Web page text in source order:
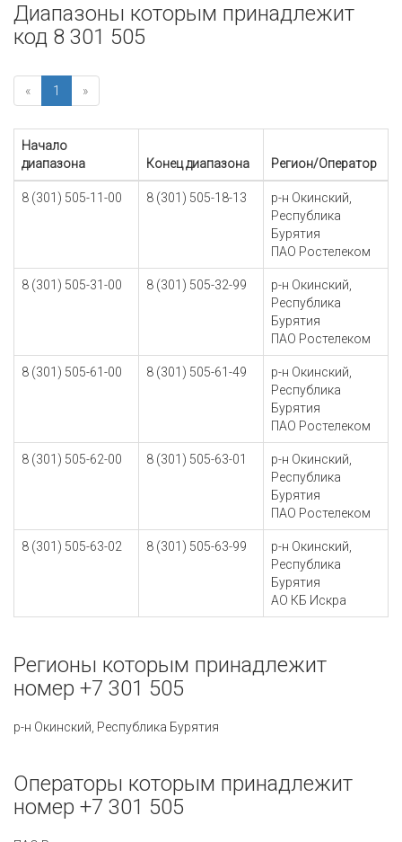
Диапазоны которым принадлежит
код 8 301 505
« 1 »
Начало
диапазона
Конец диапазона Регион/Оператор
8 (301) 505-11-00 8 (301) 505-18-13
р-н Окинский,
Республика
Бурятия
ПАО Ростелеком
8 (301) 505-31-00 8 (301) 505-32-99
р-н Окинский,
Республика
Бурятия
ПАО Ростелеком
8 (301) 505-61-00 8 (301) 505-61-49
р-н Окинский,
Республика
Бурятия
ПАО Ростелеком
8 (301) 505-62-00 8 (301) 505-63-01
р-н Окинский,
Республика
Бурятия
ПАО Ростелеком
8 (301) 505-63-02 8 (301) 505-63-99
р-н Окинский,
Республика
Бурятия
АО КБ Искра
Регионы которым принадлежит
номер +7 301 505
р-н Окинский, Республика Бурятия
Операторы которым принадлежит
номер +7 301 505